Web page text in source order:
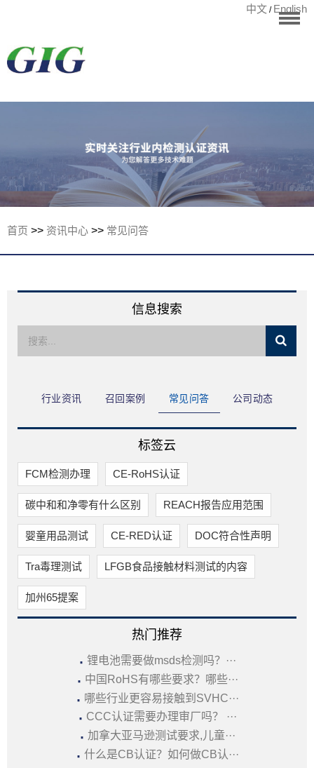
检测项目
客户案例
资讯中心
中文 / English
限公司
首页 >> 资讯中心 >> 常见问答
信息搜索
行业资讯 召回案例 常见问答 公司动态
标签云
FCM检测办理 CE-RoHS认证
碳中和和净零有什么区别 REACH报告应用范围
婴童用品测试 CE-RED认证 DOC符合性声明
Tra毒理测试 LFGB食品接触材料测试的内容
加州65提案
热门推荐
· 锂电池需要做msds检测吗？···
· 中国RoHS有哪些要求？哪些···
· 哪些行业更容易接触到SVHC···
· CCC认证需要办理审厂吗？ ···
· 加拿大亚马逊测试要求,儿童···
· 什么是CB认证？如何做CB认···